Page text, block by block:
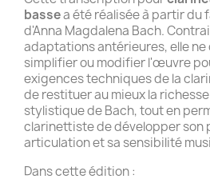
bassea été réalisée à partir du
d'Anna Magdalena Bach.
adaptations antérieures, elle ne
simplifier ou modifier l'œuvre
exigences techniques de la
de restituer au mieux la
stylistique de Bach, tout en
clarinettiste de développer son
articulation et sa sensibilité
Dans cette édition :